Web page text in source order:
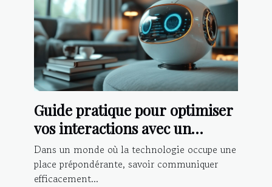
Guide pratique pour optimiser
vos interactions avec un
chatbot IA
Dans un monde où la technologie occupe une
place prépondérante, savoir communiquer
efficacement...